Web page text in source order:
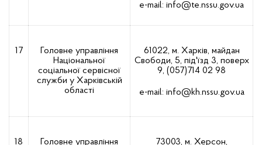
е-mail: info@te.nssu.gov.ua
17
Головне управління
Національної
соціальної сервісної
служби у Харківській
області
61022, м. Харків, майдан
Свободи, 5, під'їзд 3, поверх
9, (057)714 02 98
е-mail: info@kh.nssu.gov.ua
18
Головне управління
73003, м. Херсон,